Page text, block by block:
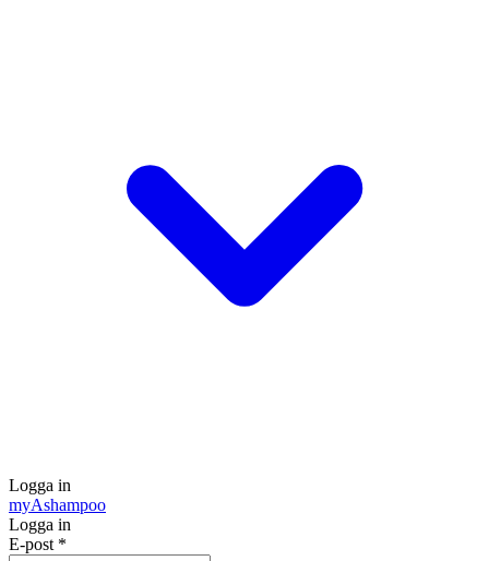
Logga in
myAshampoo
Logga in
E-post *